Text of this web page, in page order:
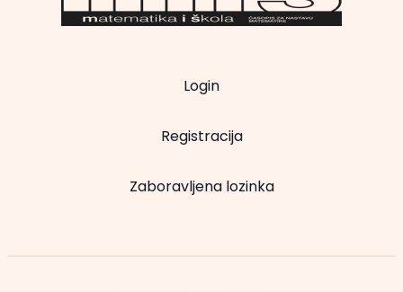
Login
Registracija
Zaboravljena lozinka